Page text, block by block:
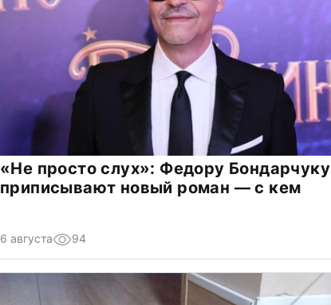
«Не просто слух»: Федору Бондарчуку
приписывают новый роман — с кем
6 августа 94